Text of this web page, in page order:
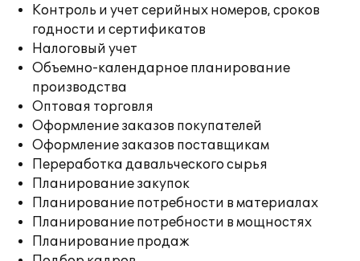
Контроль и учет серийных номеров, сроков
годности и сертификатов
Налоговый учет
Объемно-календарное планирование
производства
Оптовая торговля
Оформление заказов покупателей
Оформление заказов поставщикам
Переработка давальческого сырья
Планирование закупок
Планирование потребности в материалах
Планирование потребности в мощностях
Планирование продаж